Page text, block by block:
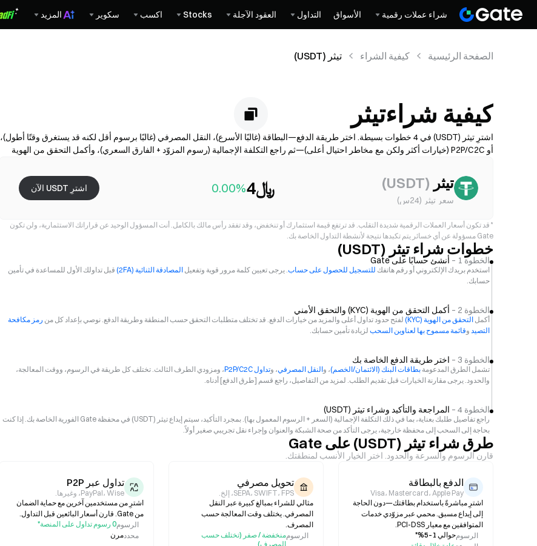
شراء عملات رقمية الأسواق التداول العقود الآجلة Stocks اكسب سكوير المزيد
الصفحة الرئيسية كيفية الشراء تيثر (USDT)
كيفية شراءتيثر
(USDT)
اشترِ تيثر (USDT) في 4 خطوات بسيطة. اختر طريقة الدفع—البطاقة (غالبًا الأسرع)، النقل المصرفي (غالبًا برسوم أقل لكنه قد يستغرق وقتًا أطول)،
أو P2P/C2C (خيارات أكثر ولكن مع مخاطر احتيال أعلى)—ثم راجع التكلفة الإجمالية (رسوم المزوّد + الفارق السعري)، وأكمل التحقق من الهوية
والمزوّد.
تيثر (
USDT
)
سعر تيثر (24س)
﷼4 0.00% اشترِ USDT الآن
* قد تكون أسعار العملات الرقمية شديدة التقلب. قد ترتفع قيمة استثمارك أو تنخفض، وقد تفقد رأس مالك بالكامل. أنت المسؤول الوحيد عن قراراتك الاستثمارية، ولن تكون
Gate مسؤولة عن أي خسائر يتم تكبدها نتيجة لأنشطة التداول الخاصة بك.
خطوات شراء تيثر (USDT)
الخطوة 1 – أنشئ حسابًا على Gate
استخدم بريدك الإلكتروني أو رقم هاتفك للتسجيل للحصول على حساب. يرجى تعيين كلمة مرور قوية وتفعيل المصادقة الثنائية (2FA)
قبل تداولك الأول للمساعدة في تأمين
حسابك.
الخطوة 2 – أكمل التحقق من الهوية (KYC) والتحقق الأمني
أكمل التحقق من الهوية (KYC) لفتح حدود تداول أعلى والمزيد من خيارات الدفع. قد تختلف متطلبات التحقق حسب المنطقة وطريقة الدفع. نوصي بإعداد كل من رمز مكافحة
التصيد وقائمة مسموح بها لعناوين السحب لزيادة تأمين حسابك.
الخطوة 3 – اختر طريقة الدفع الخاصة بك
تشمل الطرق المدعومة بطاقات البنك (الائتمان/الخصم)، والنقل المصرفي، وتداول P2P/C2C
، ومزودي الطرف الثالث. تختلف كل طريقة في الرسوم، ووقت المعالجة،
والحدود. يرجى مقارنة الخيارات قبل تقديم الطلب. لمزيد من التفاصيل، راجع قسم [طرق الدفع] أدناه.
الخطوة 4 – المراجعة والتأكيد وشراء تيثر (USDT)
راجع تفاصيل طلبك بعناية، بما في ذلك التكلفة الإجمالية (السعر + الرسوم المعمول بها). بمجرد التأكيد، سيتم إيداع تيثر (USDT) في محفظة Gate الفورية الخاصة بك. إذا كنت
بحاجة إلى السحب إلى محفظة خارجية، يرجى التأكد من صحة الشبكة والعنوان وإجراء نقل تجريبي صغير أولاً.
طرق شراء تيثر (USDT) على Gate
قارن الرسوم والسرعة والحدود. اختر الخيار الأنسب لمنطقتك.
الدفع بالبطاقة
Visa، Mastercard، Apple Pay
اشترِ مباشرةً باستخدام بطاقتك—دون الحاجة
إلى إيداع مسبق. محمي عبر مزوّدي خدمات
المتوافقين مع معيار PCI-DSS.
الرسومحوالي 1–5%*
تحويل مصرفي
SEPA، SWIFT، FPS، إلخ.
مثالي للشراء بمبالغ كبيرة عبر النقل
المصرفي. يختلف وقت المعالجة حسب
المصرف.
الرسوممنخفضة / صفر (تختلف حسب
المصرف)
تداول عبر P2P
PayPal، Wise، وغيرها.
اشترِ من مستخدمين آخرين مع حماية الضمان
من Gate. قارن أسعار البائعين قبل التداول.
الرسوم0 رسوم تداول على المنصة*
محددمرن